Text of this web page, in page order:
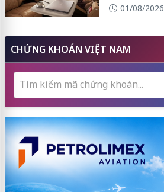
01/08/2026
CHỨNG KHOÁN VIỆT NAM
Tìm kiếm mã chứng khoán...